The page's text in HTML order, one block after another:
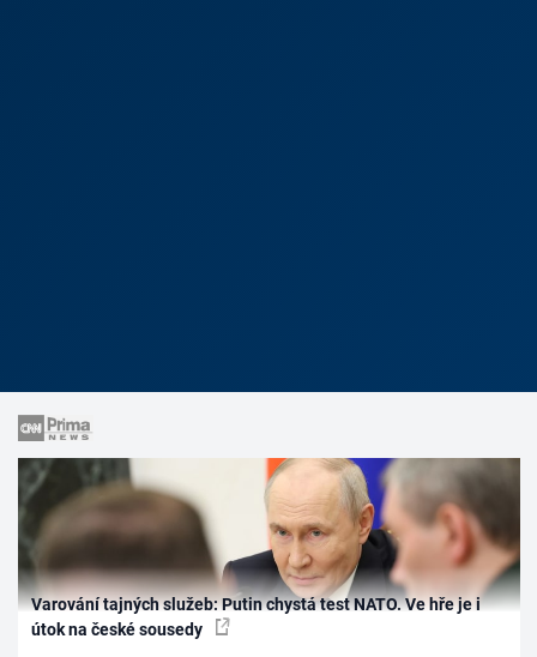
Varování tajných služeb: Putin chystá test NATO. Ve hře je i
útok na české sousedy